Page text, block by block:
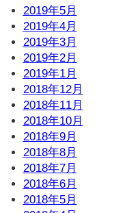
2019年5月
2019年4月
2019年3月
2019年2月
2019年1月
2018年12月
2018年11月
2018年10月
2018年9月
2018年8月
2018年7月
2018年6月
2018年5月